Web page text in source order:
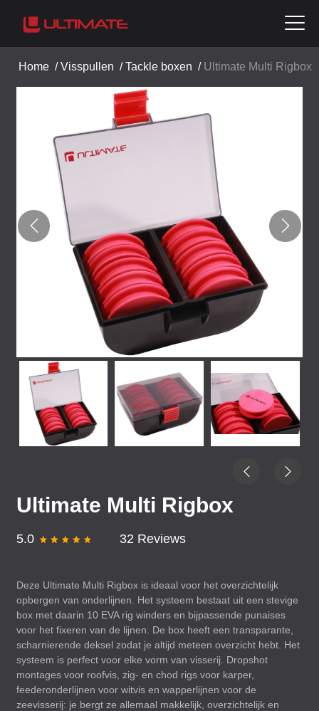
Home /Visspullen /Tackle boxen / Ultimate Multi Rigbox
Ultimate Multi Rigbox
5.0 32 Reviews
Deze Ultimate Multi Rigbox is ideaal voor het overzichtelijk
opbergen van onderlijnen. Het systeem bestaat uit een stevige
box met daarin 10 EVArig winders en bijpassende punaises
voor het fixeren van de lijnen. De box heeft een transparante,
scharnierende deksel zodat je altijd meteen overzicht hebt. Het
systeem is perfect voor elke vorm van visserij. Dropshot
montages voor roofvis, zig- en chod rigs voor karper,
feederonderlijnen voor witvis en wapperlijnen voor de
zeevisserij: je bergt ze allemaal makkelijk, overzichtelijk en